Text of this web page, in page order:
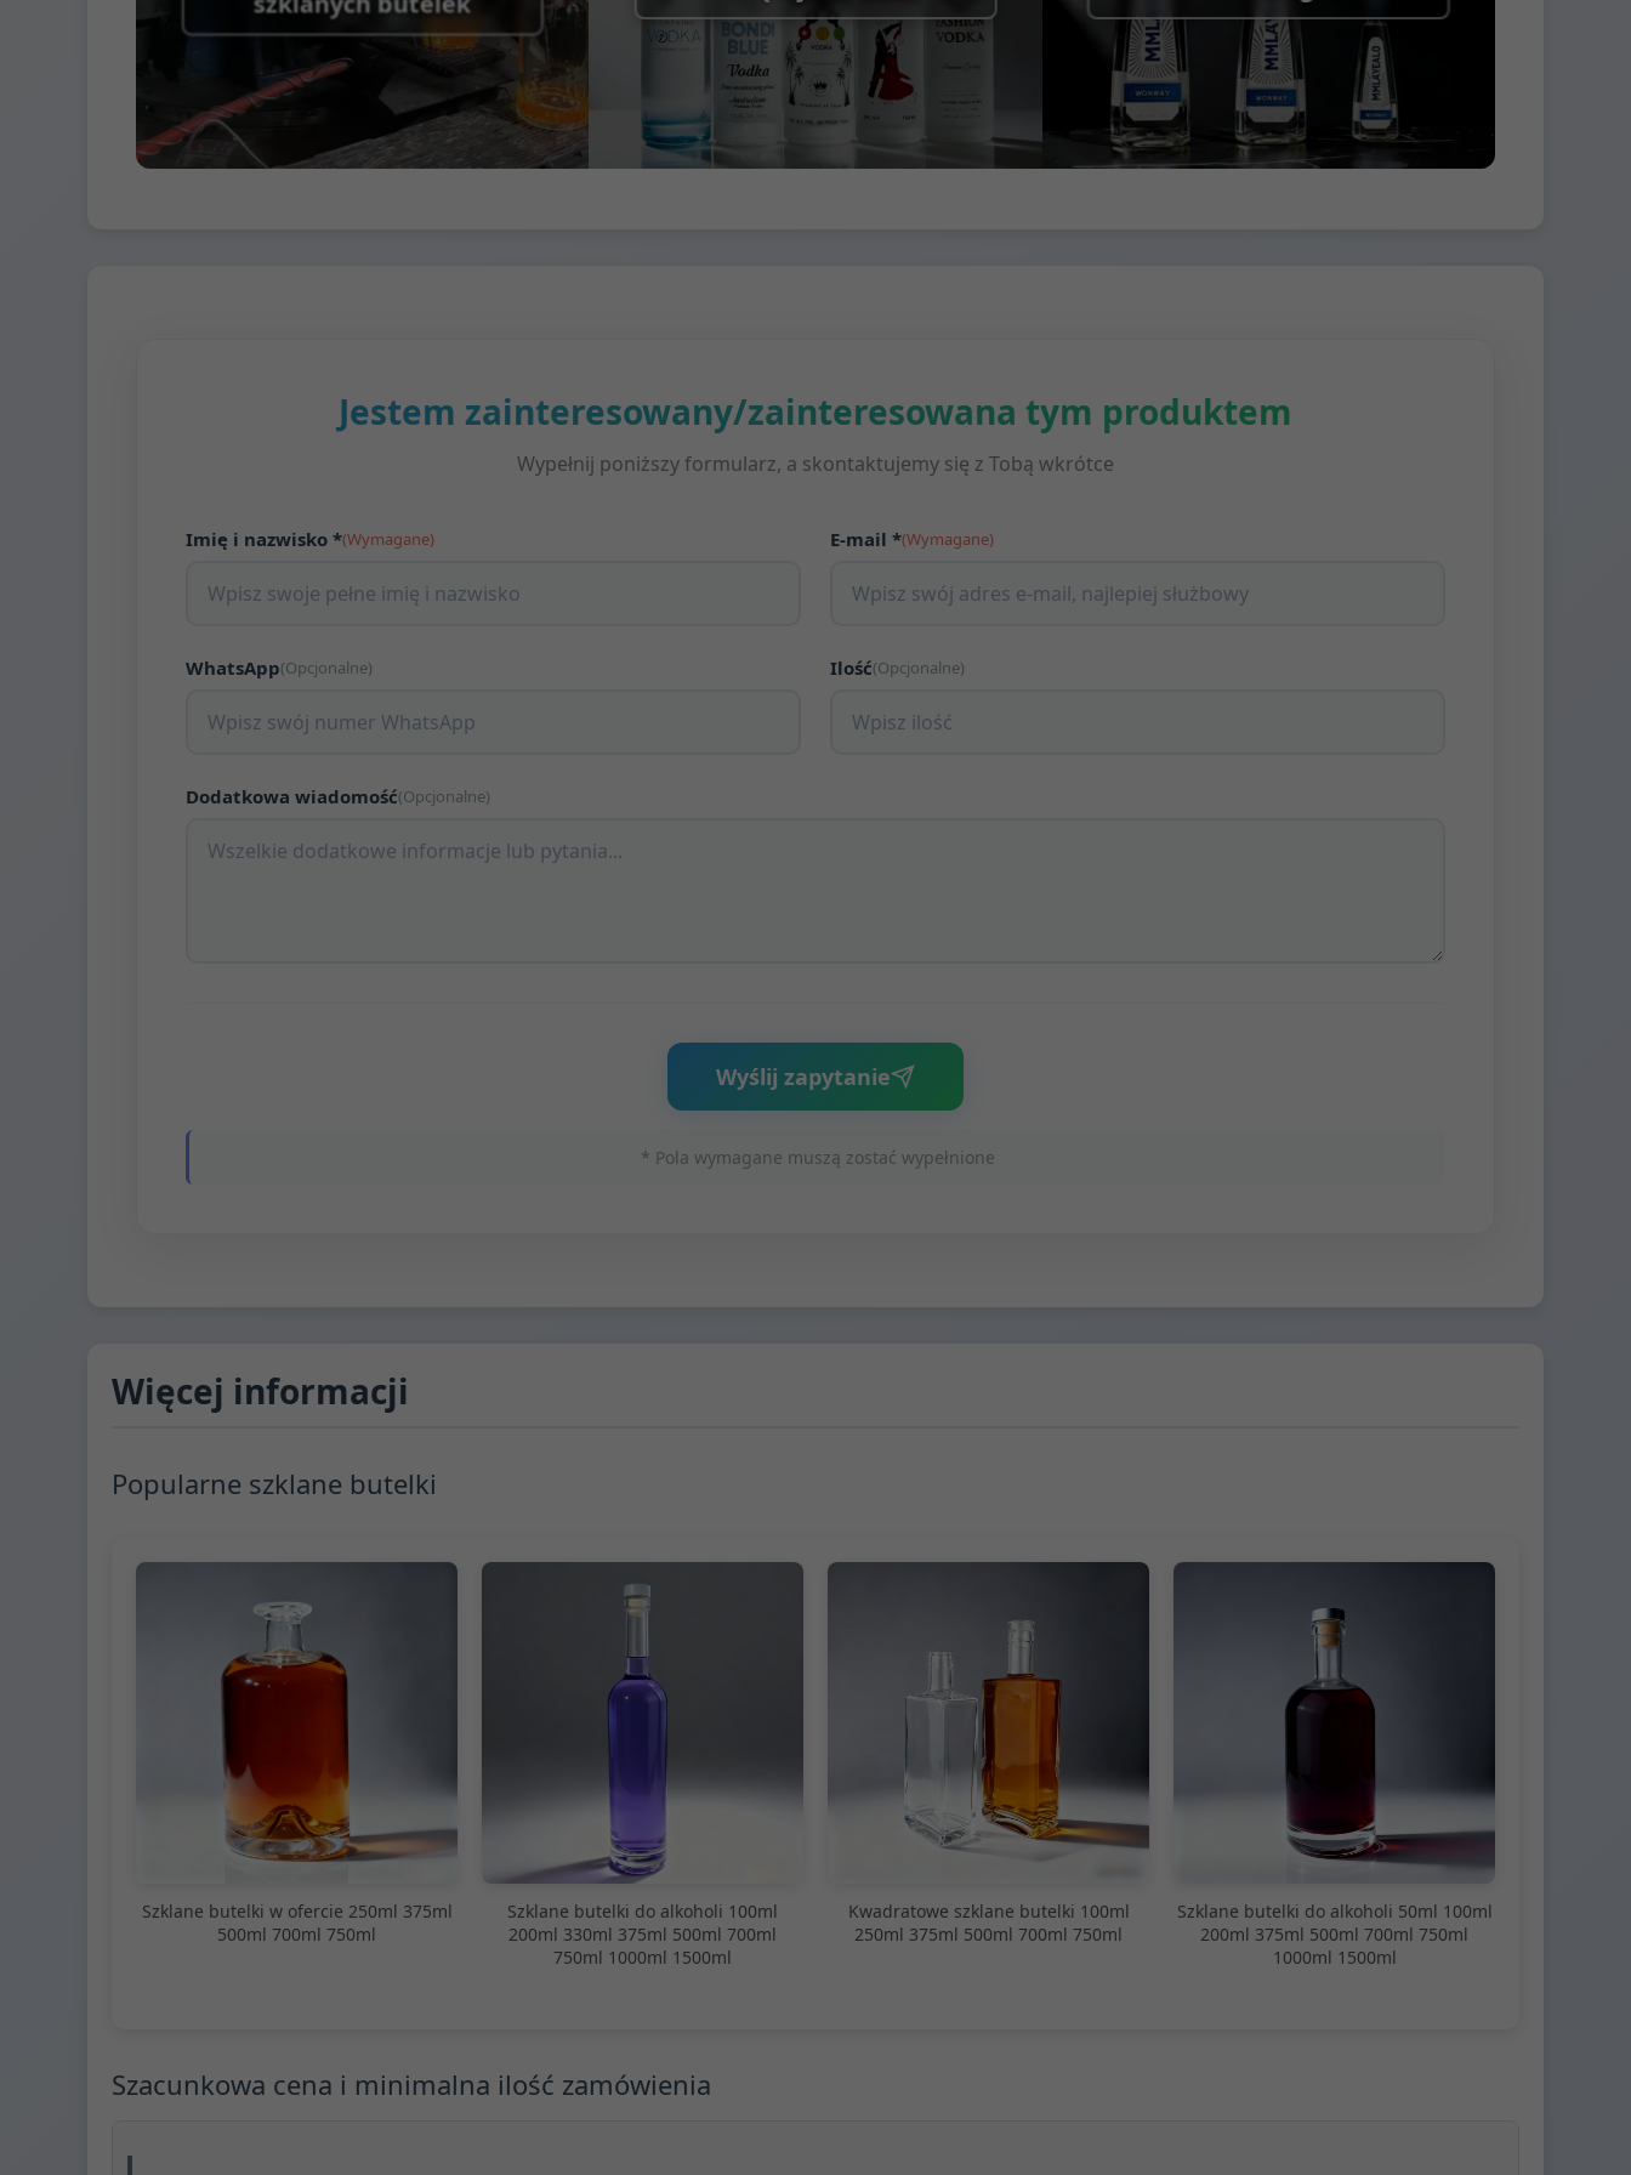
Jestem zainteresowany/zainteresowana tym produktem
Wypełnij poniższy formularz, a skontaktujemy się z Tobą wkrótce
Imię i nazwisko *(Wymagane) E-mail *(Wymagane)
WhatsApp(Opcjonalne) Ilość(Opcjonalne)
Dodatkowa wiadomość(Opcjonalne)
Wyślij zapytanie
* Pola wymagane muszą zostać wypełnione
Więcej informacji
Popularne szklane butelki
Szklane butelki w ofercie 250ml 375ml
500ml 700ml 750ml
Szklane butelki do alkoholi 100ml
200ml 330ml 375ml 500ml 700ml
750ml 1000ml 1500ml
Kwadratowe szklane butelki 100ml
250ml 375ml 500ml 700ml 750ml
Szklane butelki do alkoholi 50ml 100ml
200ml 375ml 500ml 700ml 750ml
1000ml 1500ml
Szacunkowa cena i minimalna ilość zamówienia